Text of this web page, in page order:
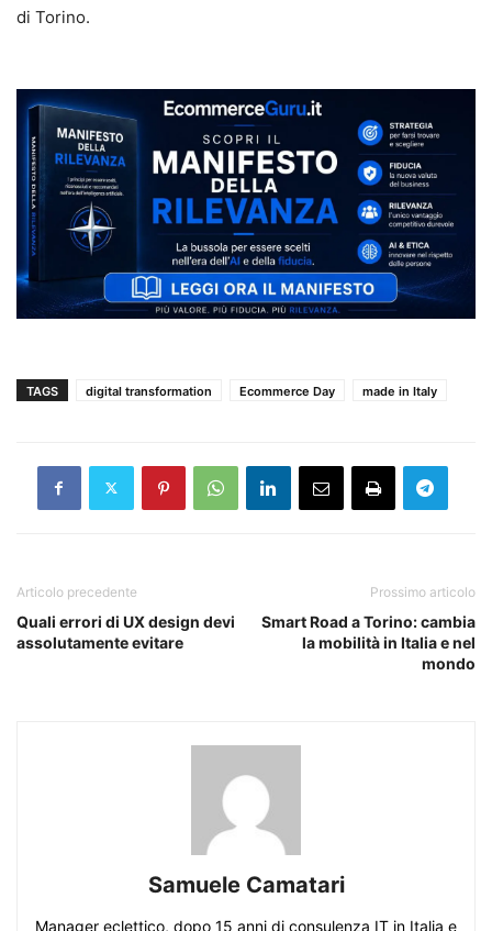
di Torino.
TAGS digital transformation Ecommerce Day made in Italy
Articolo precedente
Quali errori di UX design devi
assolutamente evitare
Prossimo articolo
Smart Road a Torino: cambia
la mobilità in Italia e nel
mondo
Samuele Camatari
Manager eclettico, dopo 15 anni di consulenza IT in Italia e